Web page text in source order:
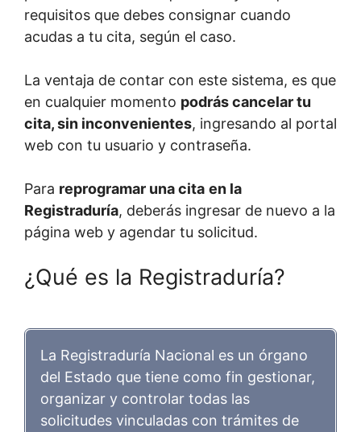
requisitos que debes consignar cuando
acudas a tu cita, según el caso.
La ventaja de contar con este sistema, es que
en cualquier momento podrás cancelar tu
cita, sin inconvenientes, ingresando al portal
web con tu usuario y contraseña.
Para reprogramar una cita en la
Registraduría, deberás ingresar de nuevo a la
página web y agendar tu solicitud.
¿Qué es la Registraduría?
La Registraduría Nacional es un órgano
del Estado que tiene como fin gestionar,
organizar y controlar todas las
solicitudes vinculadas con trámites de